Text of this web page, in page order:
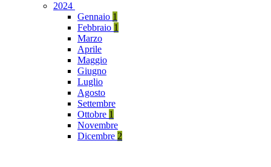
2024
Gennaio 1
Febbraio 1
Marzo
Aprile
Maggio
Giugno
Luglio
Agosto
Settembre
Ottobre 1
Novembre
Dicembre 2